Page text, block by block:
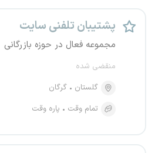
پشتیبان تلفنی سایت
مجموعه فعال در حوزه بازرگانی
منقضی شده
گلستان
گرگان
تمام وقت
پاره وقت